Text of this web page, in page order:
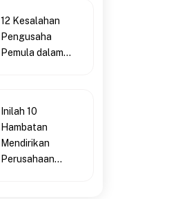
12 Kesalahan
Pengusaha
Pemula dalam...
Inilah 10
Hambatan
Mendirikan
Perusahaan...